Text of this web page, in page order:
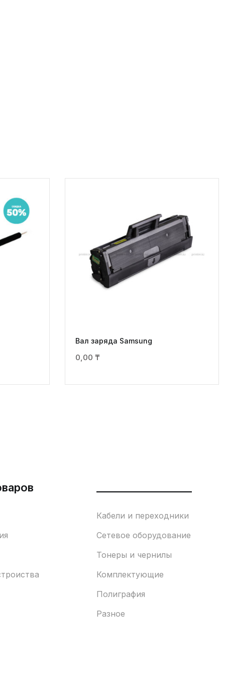
Вал заряда Samsung
0,00 ₸
Кабели и переходники
Сетевое оборудование
Тонеры и чернилы
Комплектующие
Полиграфия
Разное